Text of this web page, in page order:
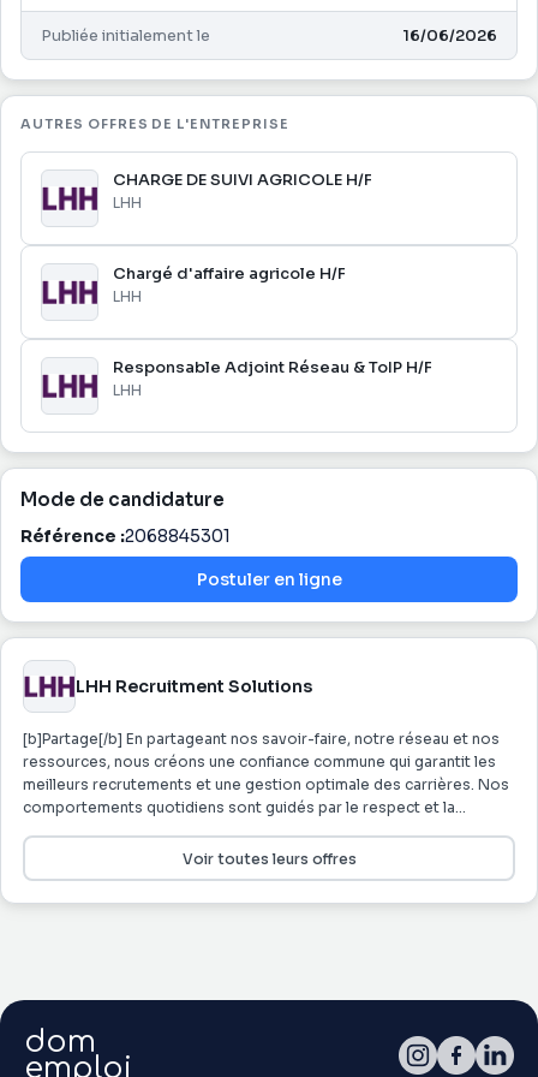
stratégies commerciales
- Utiliser Microsoft Office et d'autres outils informatiques
- Collaborer avec l'équipe marketing pour optimiser les
campagnes de promotion
- Participer à des événements professionnels pour
représenter l'entreprise
Publiée initialement le 16/06/2026
AUTRES OFFRES DE L'ENTREPRISE
CHARGE DE SUIVI AGRICOLE H/F
LHH
Chargé d'affaire agricole H/F
LHH
Responsable Adjoint Réseau & ToIP H/F
LHH
Mode de candidature
Référence :2068845301
Postuler en ligne
LHH Recruitment Solutions
[b]Partage[/b] En partageant nos savoir-faire, notre réseau et nos
ressources, nous créons une confiance commune qui garantit les
meilleurs recrutements et une gestion optimale des carrières. Nos
comportements quotidiens sont guidés par le respect et la
d’équipe, de confiance et de talent. [b]Client au centre[/b] Notre
excellente connaissance des candidats et entreprises que nous
accompagnons, ainsi que des secteurs d’activités sur lesquels
professionnalisme, écoute et réactivité. [b]Responsabilité[/b]
Nous favorisons, avec intégrité et transparence, l’épanouissement
Voir toutes leurs offres
dom
emploi